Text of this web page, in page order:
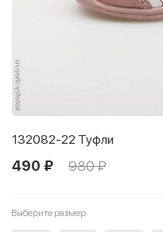
132082-22 Туфли
490 ₽ 980 ₽
Выберите размер